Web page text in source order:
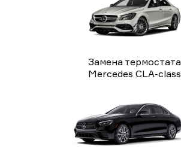
Замена термостата
Mercedes CLA-class